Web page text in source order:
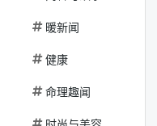
暖新闻
健康
命理趣闻